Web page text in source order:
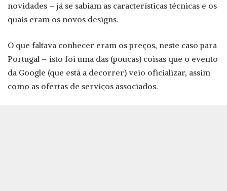
novidades – já se sabiam as características técnicas e os
quais eram os novos designs.
O que faltava conhecer eram os preços, neste caso para
Portugal – isto foi uma das (poucas) coisas que o evento
da Google (que está a decorrer) veio oficializar, assim
como as ofertas de serviços associados.